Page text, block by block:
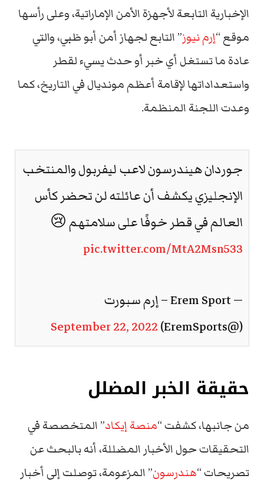
الإخبارية التابعة لأجهزة الأمن الإماراتية، وعلى رأسها
موقع “إرم نيوز” التابع لجهاز أمن أبو ظبي، والتي
عادة ما تستغل أي خبر أو حدث يسيء لقطر
واستعداداتها لإقامة أعظم مونديال في التاريخ، كما
وعدت اللجنة المنظمة.
جوردان هيندرسون لاعب ليفربول والمنتخب
الإنجليزي يكشف أن عائلته لن تحضر كأس
العالم في قطر خوفًا على سلامتهم 😢
pic.twitter.com/MtA2Msn533
— Erem Sport – إرم سبورت
(@EremSports)
September 22, 2022
حقيقة الخبر المضلل
من جانبها، كشفت “منصة إيكاد” المتخصصة في
التحقيقات حول الأخبار المضللة، أنه بالبحث عن
تصريحات “هندرسون” المزعومة، توصلت إلى أخبار